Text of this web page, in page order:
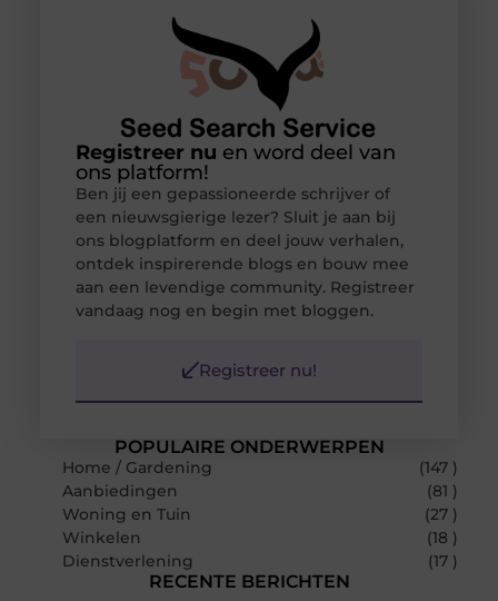
POPULAIRE ONDERWERPEN
Home / Gardening
(147 )
Aanbiedingen
(81 )
Woning en Tuin
(27 )
Winkelen
(18 )
Dienstverlening
(17 )
RECENTE BERICHTEN
Registreer nu en word deel van
ons platform!
Ben jij een gepassioneerde schrijver of
een nieuwsgierige lezer? Sluit je aan bij
ons blogplatform en deel jouw verhalen,
ontdek inspirerende blogs en bouw mee
aan een levendige community. Registreer
vandaag nog en begin met bloggen.
Registreer nu!